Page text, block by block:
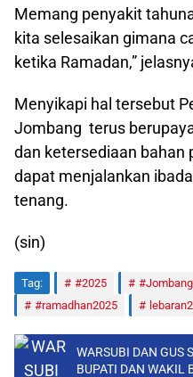
Memang penyakit
kita selesaikan gimana
ketika Ramadan,”
Menyikapi hal tersebut
Jombang terus
dan ketersediaan bahan
dapat menjalankan
tenang.
(sin)
Tag: #2025
#ramadhan2025
WARSUBI DAN GUS
BUPATI DAN WAKIL